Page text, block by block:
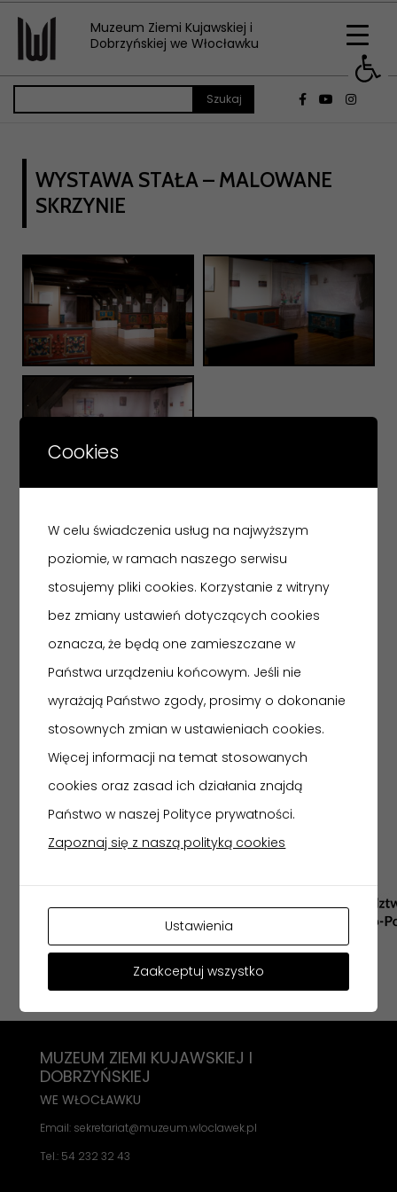
Muzeum Ziemi Kujawskiej i
Dobrzyńskiej we Włocławku
WYSTAWA STAŁA – MALOWANE
SKRZYNIE
ODDZIAŁY Gmach Główny
Muzeum Historii Włocławka
Muzeum Etnograficzne
Zbiory Sztuki
Skansen w Kłóbce
Cookies
W celu świadczenia usług na najwyższym
poziomie, w ramach naszego serwisu
stosujemy pliki cookies. Korzystanie z witryny
bez zmiany ustawień dotyczących cookies
oznacza, że będą one zamieszczane w
Państwa urządzeniu końcowym. Jeśli nie
wyrażają Państwo zgody, prosimy o dokonanie
stosownych zmian w ustawieniach cookies.
Więcej informacji na temat stosowanych
cookies oraz zasad ich działania znajdą
Państwo w naszej Polityce prywatności.
Zapoznaj się z naszą polityką cookies
Ustawienia
Zaakceptuj wszystko
MUZEUM ZIEMI KUJAWSKIEJ I
DOBRZYŃSKIEJ
WE WŁOCŁAWKU
Email: sekretariat@muzeum.wloclawek.pl
Tel.: 54 232 32 43